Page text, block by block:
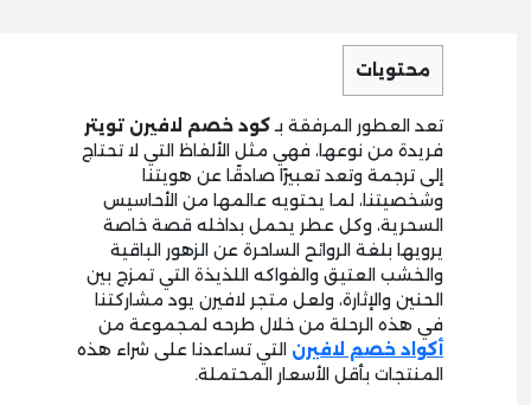
محتويات
تعد العطور المرفقة بـكود خصم لافيرن تويتر
فريدة من نوعها، فهي مثل الألفاظ التي لا تحتاج
إلى ترجمة وتعد تعبيرًا صادقًا عن هويتنا
وشخصيتنا، لما يحتويه عالمها من الأحاسيس
السحرية، وكل عطر يحمل بداخله قصة خاصة
يرويها بلغة الروائح الساحرة عن الزهور الباقية
والخشب العتيق والفواكه اللذيذة التي تمزج بين
الحنين والإثارة، ولعل متجر لافيرن يود مشاركتنا
في هذه الرحلة من خلال طرحه لمجموعة من
أكواد خصم لافيرن التي تساعدنا على شراء هذه
المنتجات بأقل الأسعار المحتملة.